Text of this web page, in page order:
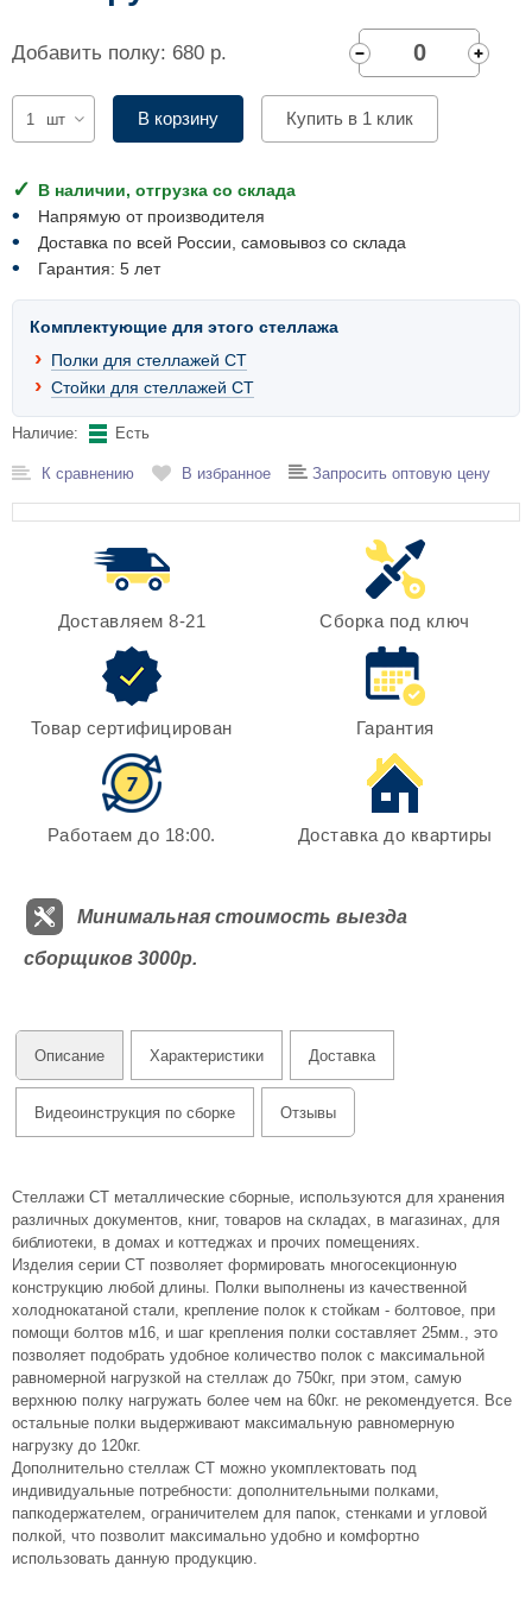
Добавить полку: 680 р.
шт В корзину Купить в 1 клик
В наличии, отгрузка со склада
Напрямую от производителя
Доставка по всей России, самовывоз со склада
Гарантия: 5 лет
Комплектующие для этого стеллажа
Полки для стеллажей СТ
Стойки для стеллажей СТ
Наличие: Есть
К сравнению В избранное Запросить оптовую цену
Доставляем 8-21 Сборка под ключ
Товар сертифицирован Гарантия
Работаем до 18:00. Доставка до квартиры
Минимальная стоимость выезда
сборщиков 3000р.
Описание Характеристики Доставка
Видеоинструкция по сборке Отзывы
Стеллажи СТ металлические сборные, используются для хранения
различных документов, книг, товаров на складах, в магазинах, для
библиотеки, в домах и коттеджах и прочих помещениях.
Изделия серии СТ позволяет формировать многосекционную
конструкцию любой длины. Полки выполнены из качественной
холоднокатаной стали, крепление полок к стойкам - болтовое, при
помощи болтов м16, и шаг крепления полки составляет 25мм., это
позволяет подобрать удобное количество полок с максимальной
равномерной нагрузкой на стеллаж до 750кг, при этом, самую
верхнюю полку нагружать более чем на 60кг. не рекомендуется. Все
остальные полки выдерживают максимальную равномерную
нагрузку до 120кг.
Дополнительно стеллаж СТ можно укомплектовать под
индивидуальные потребности: дополнительными полками,
папкодержателем, ограничителем для папок, стенками и угловой
полкой, что позволит максимально удобно и комфортно
использовать данную продукцию.